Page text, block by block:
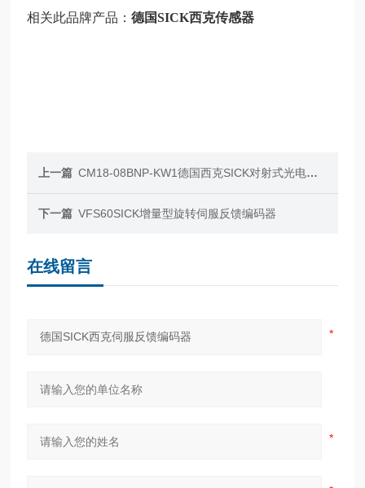
相关此品牌产品：德国SICK西克传感器
上一篇 CM18-08BNP-KW1德国西克SICK对射式光电传感器
下一篇 VFS60SICK增量型旋转伺服反馈编码器
在线留言